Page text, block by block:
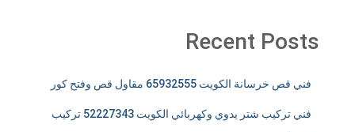
Recent Posts
فني قص خرسانة الكويت 65932555 مقاول قص وفتح كور
فني تركيب شتر يدوي وكهربائي الكويت 52227343 تركيب